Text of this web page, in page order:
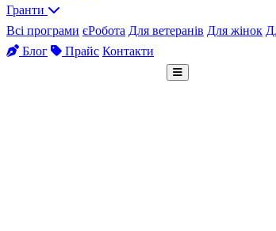
Гранти
Всі програми єРобота Для ветеранів Для жінок
Блог
Прайс Контакти